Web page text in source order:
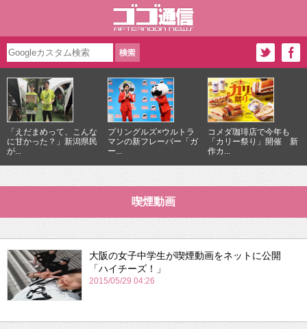
「えだまめって、こんな
に甘かった？」新潟県民
が...
プリングルズ×ウルトラ
マンの新フレーバー「ガ
ー...
コメダ珈琲店で今年も
「カリー祭り」開催 新
作カ...
喫煙動画
大阪の女子中学生が喫煙動画をネットに公開
「ハイチーズ！」
2015/05/29 04:26